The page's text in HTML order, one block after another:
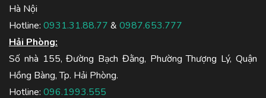
Hà Nội
Hotline: 0931.31.88.77 & 0987.653.777
Hải Phòng:
Số nhà 155, Đường Bạch Đằng, Phường Thượng Lý, Quận
Hồng Bàng, Tp. Hải Phòng.
Hotline: 096.1993.555